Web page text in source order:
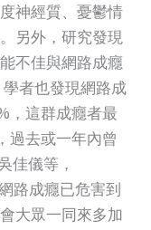
神經質、憂鬱情
另外，研究發現
不佳與網路成癮
者也發現網路成
，這群成癮者最
過去或一年內曾
佳儀等，
路成癮已危害到
大眾一同來多加